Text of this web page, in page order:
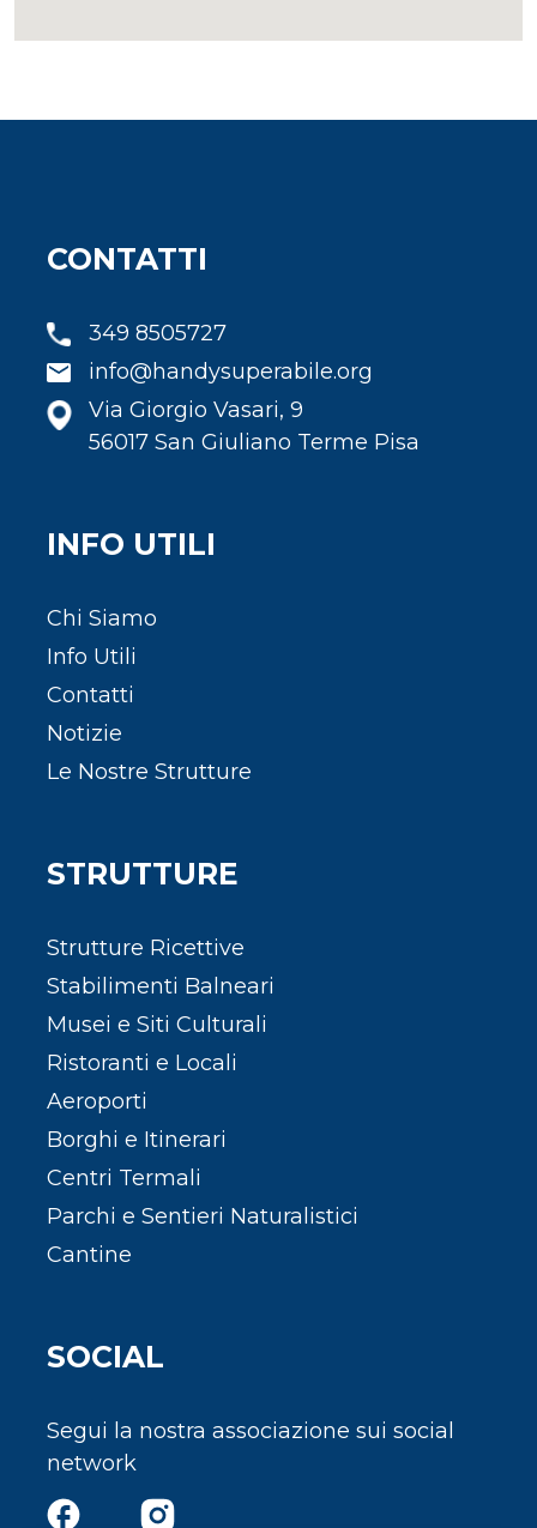
CONTATTI
349 8505727
info@handysuperabile.org
Via Giorgio Vasari, 9
56017 San Giuliano Terme Pisa
INFO UTILI
Chi Siamo
Info Utili
Contatti
Notizie
Le Nostre Strutture
STRUTTURE
Strutture Ricettive
Stabilimenti Balneari
Musei e Siti Culturali
Ristoranti e Locali
Aeroporti
Borghi e Itinerari
Centri Termali
Parchi e Sentieri Naturalistici
Cantine
SOCIAL
Segui la nostra associazione sui social
network